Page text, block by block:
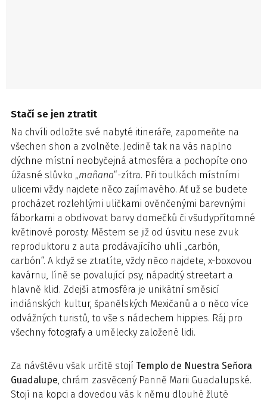
Stačí se jen ztratit
Na chvíli odložte své nabyté itineráře, zapomeňte na
všechen shon a zvolněte. Jedině tak na vás naplno
dýchne místní neobyčejná atmosféra a pochopíte ono
úžasné slůvko „mañana“-zítra. Při toulkách místními
ulicemi vždy najdete něco zajímavého. Ať už se budete
procházet rozlehlými uličkami ověnčenými barevnými
fáborkami a obdivovat barvy domečků či všudypřítomné
květinové porosty. Městem se již od úsvitu nese zvuk
reproduktoru z auta prodávajícího uhlí „carbón,
carbón“. A když se ztratíte, vždy něco najdete, x-boxovou
kavárnu, líně se povalující psy, nápaditý streetart a
hlavně klid. Zdejší atmosféra je unikátní směsicí
indiánských kultur, španělských Mexičanů a o něco více
odvážných turistů, to vše s nádechem hippies. Ráj pro
všechny fotografy a umělecky založené lidi.
Za návštěvu však určitě stojí Templo de Nuestra Seňora
Guadalupe, chrám zasvěcený Panně Marii Guadalupské.
Stojí na kopci a dovedou vás k němu dlouhé žluté